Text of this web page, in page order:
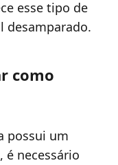
esse tipo de
desamparado.
como
possui um
é necessário